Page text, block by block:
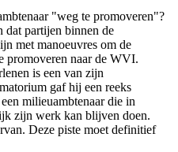
"weg te promoveren"?
dat partijen binnen de
met manoeuvres om de
promoveren naar de WVI.
is een van zijn
gaf hij een reeks
milieuambtenaar die in
zijn werk kan blijven doen.
Deze piste moet definitief